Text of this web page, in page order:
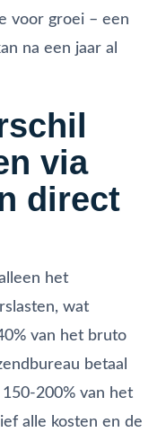
voor groei – een
na een jaar al
via
direct
het
wat
van het bruto
betaal
200% van het
alle kosten en de